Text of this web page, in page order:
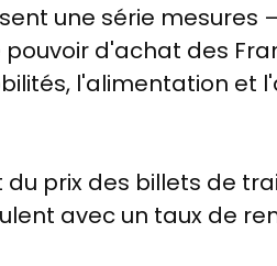
une série mesures
d'achat des
l'alimentation et
prix des billets de
avec un taux de